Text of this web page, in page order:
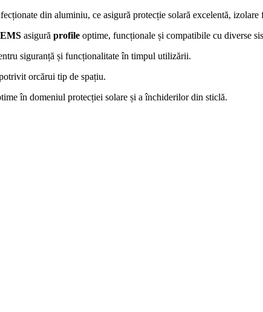
din aluminiu, ce asigură protecție solară excelentă,
asigură profile optime, funcționale și compatibile cu diverse
siguranță și funcționalitate în timpul utilizării.
orcărui tip de spațiu.
în domeniul protecției solare și a închiderilor din sticlă.